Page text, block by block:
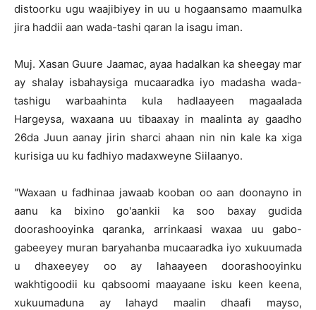
distoorku ugu waajibiyey in uu u hogaansamo maamulka
jira haddii aan wada-tashi qaran la isagu iman.
Muj. Xasan Guure Jaamac, ayaa hadalkan ka sheegay mar
ay shalay isbahaysiga mucaaradka iyo madasha wada-
tashigu warbaahinta kula hadlaayeen magaalada
Hargeysa, waxaana uu tibaaxay in maalinta ay gaadho
26da Juun aanay jirin sharci ahaan nin nin kale ka xiga
kurisiga uu ku fadhiyo madaxweyne Siilaanyo.
"Waxaan u fadhinaa jawaab kooban oo aan doonayno in
aanu ka bixino go'aankii ka soo baxay gudida
doorashooyinka qaranka, arrinkaasi waxaa uu gabo-
gabeeyey muran baryahanba mucaaradka iyo xukuumada
u dhaxeeyey oo ay lahaayeen doorashooyinku
wakhtigoodii ku qabsoomi maayaane isku keen keena,
xukuumaduna ay lahayd maalin dhaafi mayso,